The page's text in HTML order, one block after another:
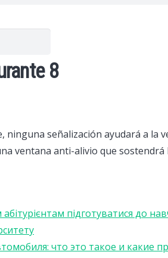
8
ninguna señalización ayudará a la
ventana anti-alivio que
абітурієнтам підготуватися до
что это такое и какие